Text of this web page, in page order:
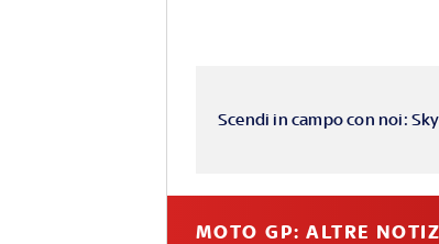
Scendi in campo con noi:
MOTO GP: ALTRE